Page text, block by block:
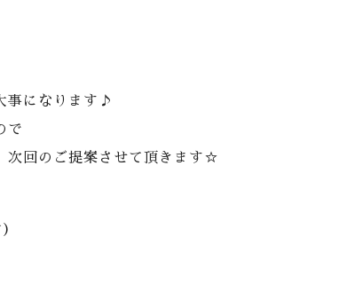
事になります♪
で
次回のご提案させて頂きます☆